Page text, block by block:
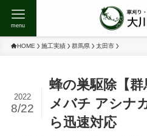
menu
HOME 施工実績 群馬県 太田市
蜂の巣駆除【
メバチ アシナ
ら迅速対応
2022
8/22